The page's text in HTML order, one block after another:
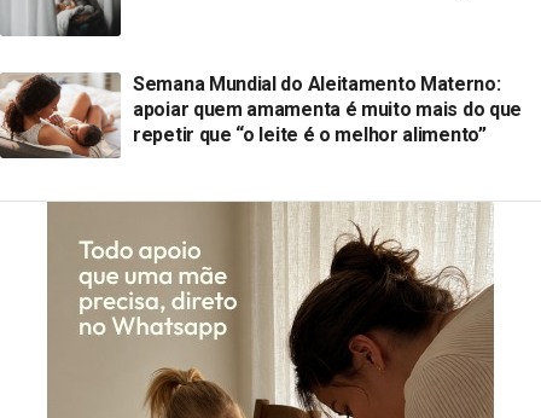
Semana Mundial do Aleitamento Materno:
apoiar quem amamenta é muito mais do que
repetir que “o leite é o melhor alimento”